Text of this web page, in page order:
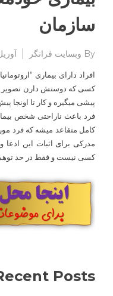
سازمان
By وبسایت فرانگر آوریل 27,
کسی که دوستش دارن تصویر
پیشی میگیره و کار تا
فرد باعث ناراحتی شخص
کامل متقاعد میشه که فرد
مدرکی برای اثبات این ادعا
کسی نیست و فقط در حد
Posts